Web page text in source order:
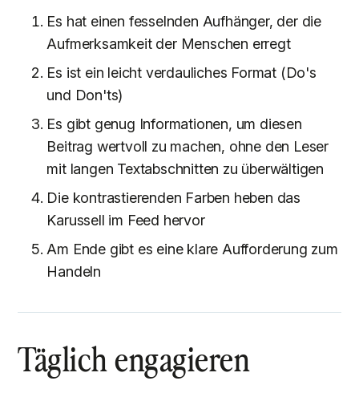
Es hat einen fesselnden Aufhänger, der die
Aufmerksamkeit der Menschen erregt
Es ist ein leicht verdauliches Format (Do's
und Don'ts)
Es gibt genug Informationen, um diesen
Beitrag wertvoll zu machen, ohne den Leser
mit langen Textabschnitten zu überwältigen
Die kontrastierenden Farben heben das
Karussell im Feed hervor
Am Ende gibt es eine klare Aufforderung zum
Handeln
Täglich engagieren